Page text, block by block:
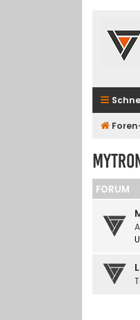
FORUM